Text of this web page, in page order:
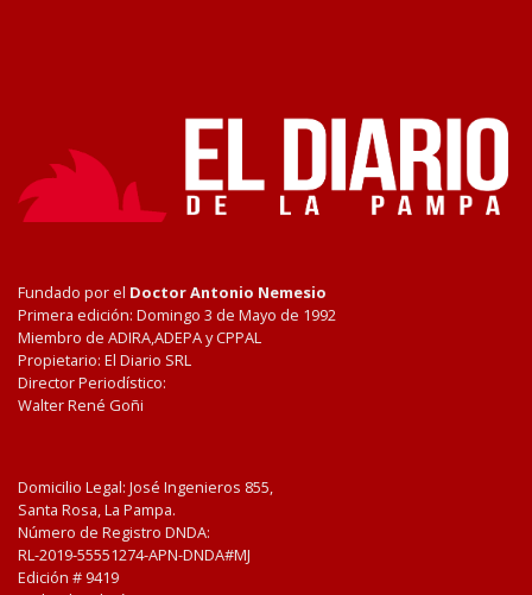
Fundado por el Doctor Antonio Nemesio
Primera edición: Domingo 3 de Mayo de 1992
Miembro de ADIRA,ADEPA y CPPAL
Propietario: El Diario SRL
Director Periodístico:
Walter René Goñi
Domicilio Legal: José Ingenieros 855,
Santa Rosa, La Pampa.
Número de Registro DNDA:
RL-2019-55551274-APN-DNDA#MJ
Edición # 9419